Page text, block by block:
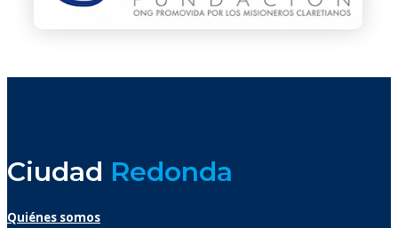
Ciudad Redonda
Quiénes somos